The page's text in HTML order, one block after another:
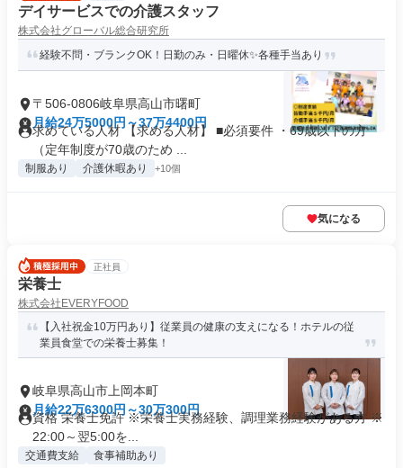
デイサービスでの介護スタッフ
株式会社グローバル総合研究所
経験不問・ブランクOK！日勤のみ・日曜休✨️各種手当あり
〒506-0806岐阜県高山市曙町
月給24万5000円～37万4400円
求めている人材 【求める人材】 ■必須要件 ・69歳以下の方
（定年制度が70歳のため ...
制服あり 介護休暇あり +10個
気になる
正社員
栄養士
株式会社EVERYFOOD
【入社祝金10万円あり】従業員の健康の支えになる！ホテルの従
業員食堂での栄養士募集！
岐阜県高山市上岡本町
月給22万6300円～30万300円
資格 栄養士免許 ※栄養士実務経験、調理業務経験がある方 ※
22:00～翌5:00を...
交通費支給 食事補助あり